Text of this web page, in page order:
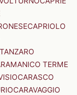
CAPRIOLO
TERME
CARASCO
CARAVAGGIO